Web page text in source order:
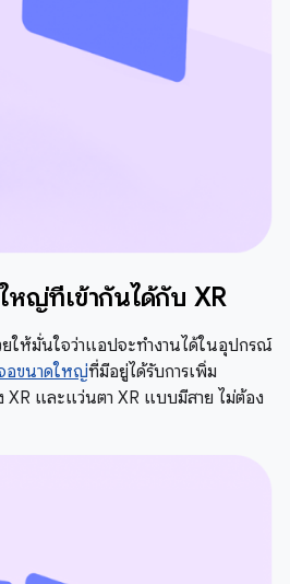
ญ่ที่เข้ากันได้กับ XR
ยให้มั่นใจว่าแอปจะทำงานได้ในอุปกรณ์
อขนาดใหญ่ที่มีอยู่ได้รับการเพิ่ม
และแว่นตา XR แบบมีสาย ไม่ต้อง